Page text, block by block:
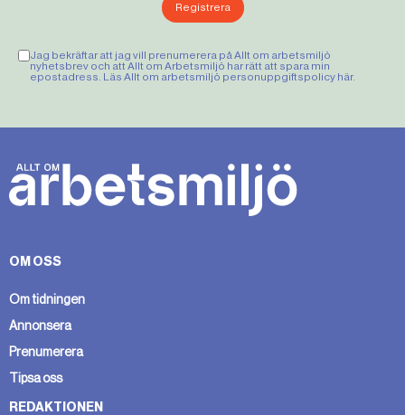
Registrera
Jag bekräftar att jag vill prenumerera på Allt om arbetsmiljö
nyhetsbrev och att Allt om Arbetsmiljö har rätt att spara min
epostadress. Läs Allt om arbetsmiljö personuppgiftspolicy här.
OM OSS
Om tidningen
Annonsera
Prenumerera
Tipsa oss
REDAKTIONEN